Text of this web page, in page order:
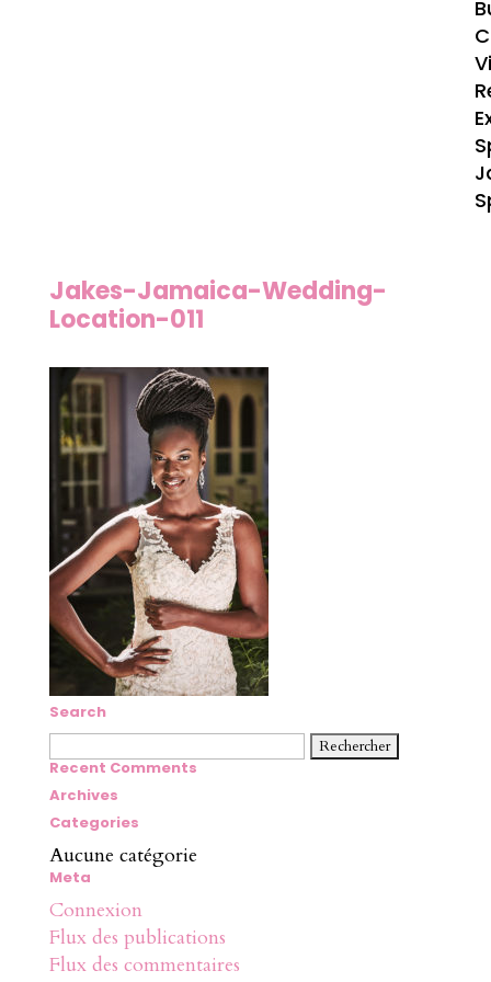
Jakes-Jamaica-Wedding-
Location-011
Search
Rechercher :
Recent Comments
Archives
Categories
Aucune catégorie
Meta
Connexion
Flux des publications
Flux des commentaires